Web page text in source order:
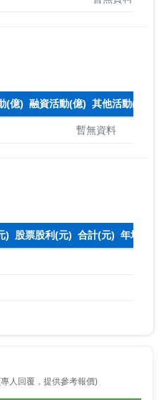
(億) 融資活動(億) 其他活動(億)
暫無資料
) 股票股利(元) 合計(元) 年均收盤
人回覆，提供參考報價)